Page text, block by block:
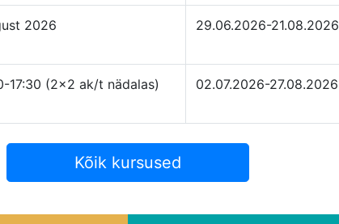
2026 29.06.2026-21.08.2026
17:30 (2×2 ak/t nädalas) 02.07.2026-27.08.2026
Kõik kursused